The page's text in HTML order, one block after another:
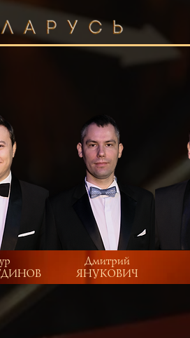
Дмитрий
ЯНУКОВИЧ